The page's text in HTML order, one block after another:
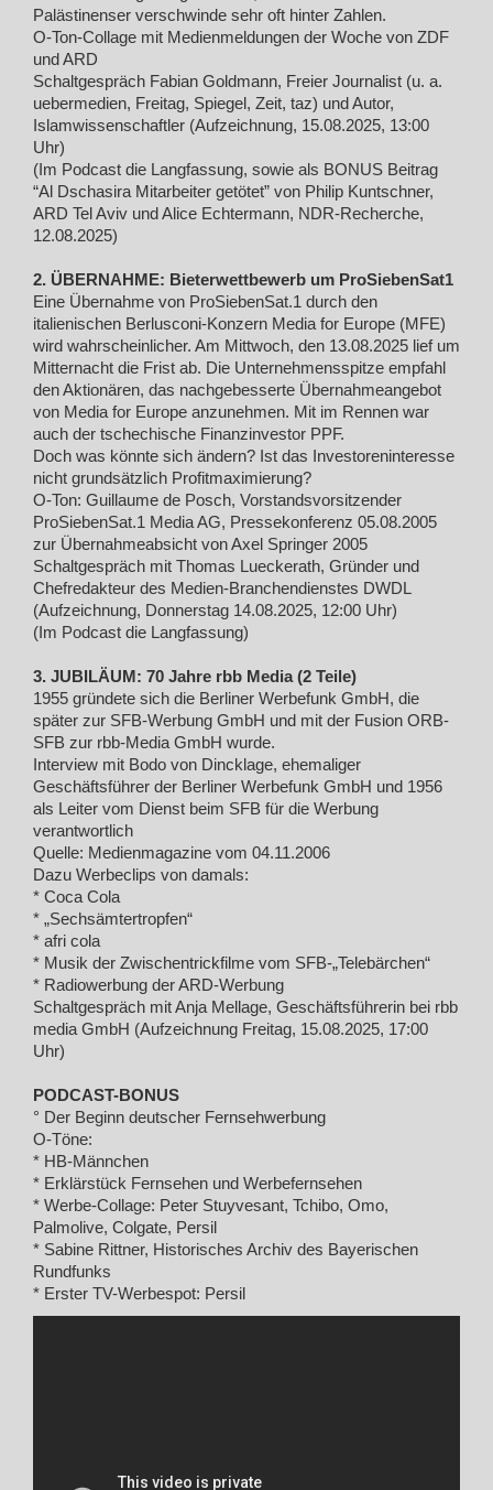
Palästinenser verschwinde sehr oft hinter Zahlen.
O-Ton-Collage mit Medienmeldungen der Woche von ZDF
und ARD
Schaltgespräch Fabian Goldmann, Freier Journalist (u. a.
uebermedien, Freitag, Spiegel, Zeit, taz) und Autor,
Islamwissenschaftler (Aufzeichnung, 15.08.2025, 13:00
Uhr)
(Im Podcast die Langfassung, sowie als BONUS Beitrag
“Al Dschasira Mitarbeiter getötet” von Philip Kuntschner,
ARD Tel Aviv und Alice Echtermann, NDR-Recherche,
12.08.2025)
2. ÜBERNAHME: Bieterwettbewerb um ProSiebenSat1
Eine Übernahme von ProSiebenSat.1 durch den
italienischen Berlusconi-Konzern Media for Europe (MFE)
wird wahrscheinlicher. Am Mittwoch, den 13.08.2025 lief um
Mitternacht die Frist ab. Die Unternehmensspitze empfahl
den Aktionären, das nachgebesserte Übernahmeangebot
von Media for Europe anzunehmen. Mit im Rennen war
auch der tschechische Finanzinvestor PPF.
Doch was könnte sich ändern? Ist das Investoreninteresse
nicht grundsätzlich Profitmaximierung?
O-Ton: Guillaume de Posch, Vorstandsvorsitzender
ProSiebenSat.1 Media AG, Pressekonferenz 05.08.2005
zur Übernahmeabsicht von Axel Springer 2005
Schaltgespräch mit Thomas Lueckerath, Gründer und
Chefredakteur des Medien-Branchendienstes DWDL
(Aufzeichnung, Donnerstag 14.08.2025, 12:00 Uhr)
(Im Podcast die Langfassung)
3. JUBILÄUM: 70 Jahre rbb Media (2 Teile)
1955 gründete sich die Berliner Werbefunk GmbH, die
später zur SFB-Werbung GmbH und mit der Fusion ORB-
SFB zur rbb-Media GmbH wurde.
Interview mit Bodo von Dincklage, ehemaliger
Geschäftsführer der Berliner Werbefunk GmbH und 1956
als Leiter vom Dienst beim SFB für die Werbung
verantwortlich
Quelle: Medienmagazine vom 04.11.2006
Dazu Werbeclips von damals:
* Coca Cola
* „Sechsämtertropfen“
* afri cola
* Musik der Zwischentrickfilme vom SFB-„Telebärchen“
* Radiowerbung der ARD-Werbung
Schaltgespräch mit Anja Mellage, Geschäftsführerin bei rbb
media GmbH (Aufzeichnung Freitag, 15.08.2025, 17:00
Uhr)
PODCAST-BONUS
° Der Beginn deutscher Fernsehwerbung
O-Töne:
* HB-Männchen
* Erklärstück Fernsehen und Werbefernsehen
* Werbe-Collage: Peter Stuyvesant, Tchibo, Omo,
Palmolive, Colgate, Persil
* Sabine Rittner, Historisches Archiv des Bayerischen
Rundfunks
* Erster TV-Werbespot: Persil